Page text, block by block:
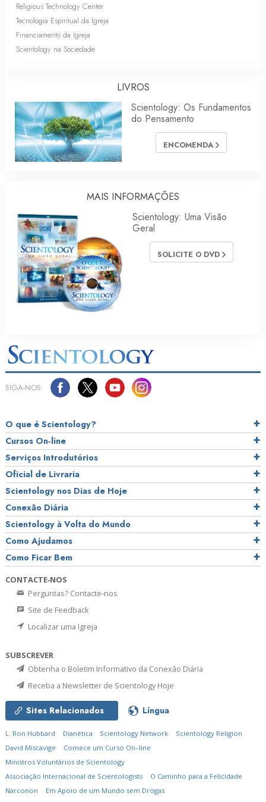
Religious Technology Center
Tecnologia Espiritual da Igreja
Financiamento da Igreja
Scientology na Sociedade
LIVROS
Scientology: Os Fundamentos
do Pensamento
ENCOMENDA
MAIS INFORMAÇÕES
Scientology: Uma Visão
Geral
SOLICITE O DVD
SIGA‑NOS
O que é Scientology?
Cursos On‑line
Serviços Introdutórios
Oficial de Livraria
Scientology nos Dias de Hoje
Conexão Diária
Scientology à Volta do Mundo
Como Ajudamos
Como Ficar Bem
CONTACTE‑NOS
Perguntas? Contacte‑nos
Site de Feedback
Localizar uma Igreja
SUBSCREVER
Obtenha o Boletim Informativo da Conexão Diária
Receba a Newsletter de Scientology Hoje
Sites Relacionados Língua
L. Ron Hubbard Dianética Scientology Network
Scientology Religion
David Miscavige
Comece um Curso On–line
Ministros Voluntários de Scientology
Associação Internacional de Scientologists
O Caminho para a Felicidade
Narconon
Em Apoio de um Mundo sem Drogas